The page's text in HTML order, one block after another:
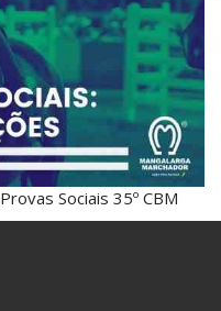
Provas Sociais 35º CBM